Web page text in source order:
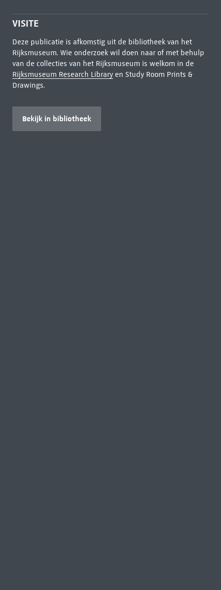
VISITE
Deze publicatie is afkomstig uit de bibliotheek van het
Rijksmuseum. Wie onderzoek wil doen naar of met behulp
van de collecties van het Rijksmuseum is welkom in de
Rijksmuseum Research Libraryen Study Room Prints &
Drawings.
Bekijk in bibliotheek